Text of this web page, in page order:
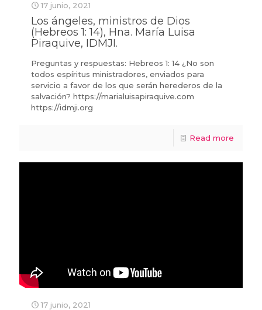
17 junio, 2021
Los ángeles, ministros de Dios
(Hebreos 1: 14), Hna. María Luisa
Piraquive, IDMJI.
Preguntas y respuestas: Hebreos 1: 14 ¿No son
todos espíritus ministradores, enviados para
servicio a favor de los que serán herederos de la
salvación? https://marialuisapiraquive.com
https://idmji.org
Read more
17 junio, 2021